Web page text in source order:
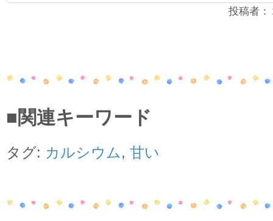
投稿者
■関連キーワード
タグ: カルシウム, 甘い